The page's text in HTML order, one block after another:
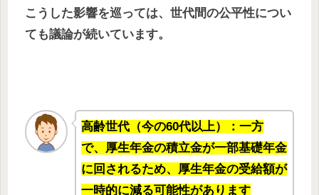
こうした影響を巡っては、世代間の公平性につい
ても議論が続いています。
高齢世代（今の60代以上）：一方
で、厚生年金の積立金が一部基礎年金
に回されるため、厚生年金の受給額が
一時的に減る可能性があります